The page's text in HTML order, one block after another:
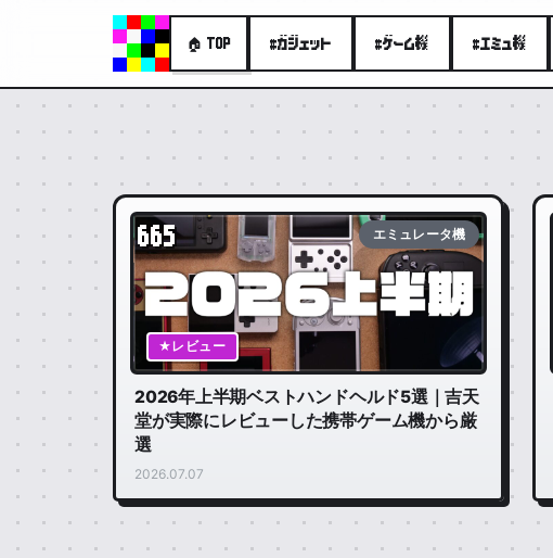
🏠 TOP #ガジェット #ゲーム機 #エミュ機
★レビュー
665 エミュレータ機
2026年上半期ベストハンドヘルド5選｜吉天
堂が実際にレビューした携帯ゲーム機から厳
選
2026.07.07